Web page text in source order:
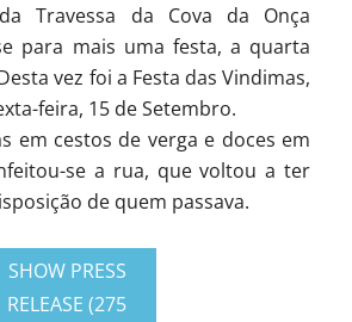
Travessa da Cova da Onça
para mais uma festa, a quarta
vez foi a Festa das Vindimas,
feira, 15 de Setembro.
em cestos de verga e doces em
se a rua, que voltou a ter
de quem passava.
SHOW PRESS
RELEASE (275